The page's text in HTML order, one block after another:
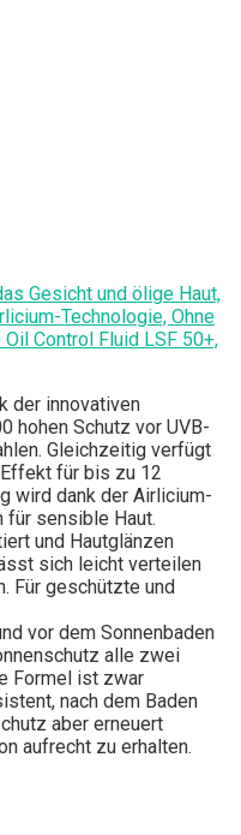
Gesicht und ölige Haut,
Technologie, Ohne
Control Fluid LSF 50+,
der innovativen
hohen Schutz vor UVB-
Gleichzeitig verfügt
für bis zu 12
wird dank der Airlicium-
für sensible Haut.
und Hautglänzen
sich leicht verteilen
Für geschützte und
vor dem Sonnenbaden
alle zwei
Formel ist zwar
nach dem Baden
aber erneuert
aufrecht zu erhalten.